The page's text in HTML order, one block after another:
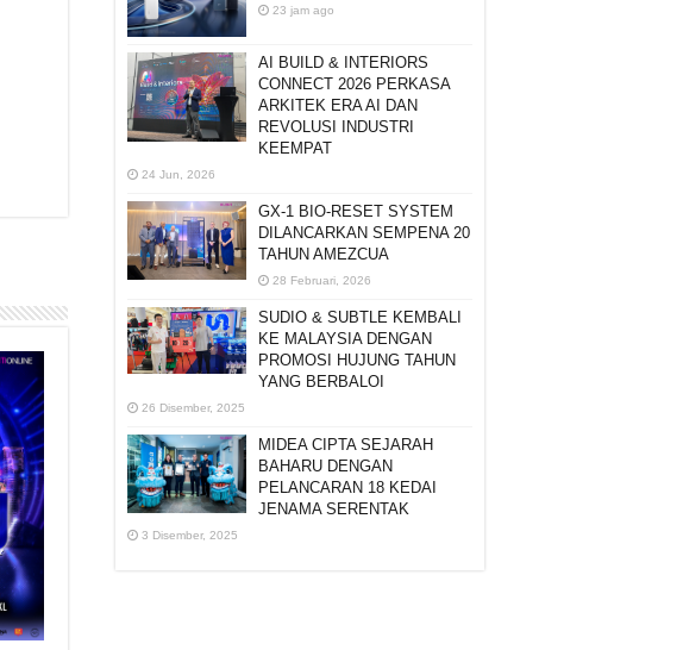
23 jam ago
AI BUILD & INTERIORS
CONNECT 2026 PERKASA
ARKITEK ERA AI DAN
REVOLUSI INDUSTRI
KEEMPAT
24 Jun, 2026
GX-1 BIO-RESET SYSTEM
DILANCARKAN SEMPENA 20
TAHUN AMEZCUA
28 Februari, 2026
SUDIO & SUBTLE KEMBALI
KE MALAYSIA DENGAN
PROMOSI HUJUNG TAHUN
YANG BERBALOI
26 Disember, 2025
MIDEA CIPTA SEJARAH
BAHARU DENGAN
PELANCARAN 18 KEDAI
JENAMA SERENTAK
3 Disember, 2025